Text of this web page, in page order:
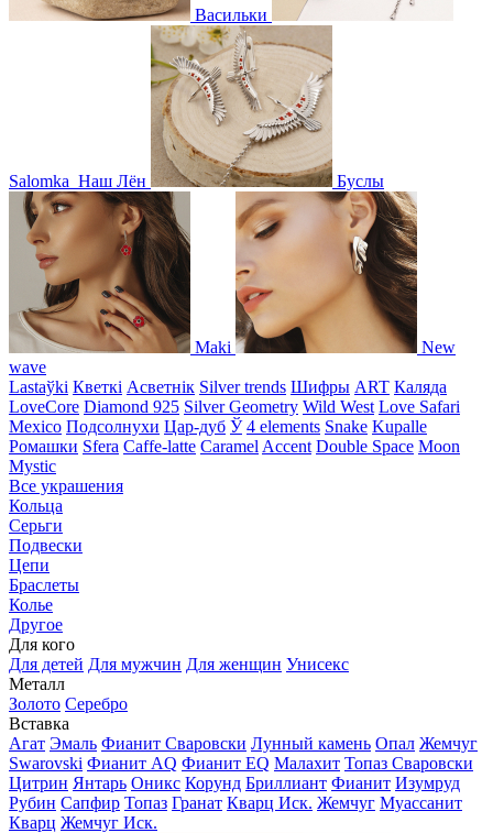
Васильки
Salomka Наш Лён Буслы
Maki
New
wave
Lastaўki Кветкі Асветнiк Silver trends Шифры ART Каляда
LoveCore Diamond 925 Silver Geometry Wild West Love Safari
Mexico Подсолнухи Цар-дуб Ў 4 elements Snake Kupalle
Ромашки Sfera Caffe-latte Caramel Accent Double Space Moon
Mystic
Все украшения
Кольца
Серьги
Подвески
Цепи
Браслеты
Колье
Другое
Для кого
Для детей Для мужчин Для женщин Унисекс
Металл
Золото Серебро
Вставка
Агат Эмаль Фианит Сваровски Лунный камень Опал Жемчуг
Swarovski Фианит AQ Фианит EQ Малахит Топаз Сваровски
Цитрин Янтарь Оникс Корунд Бриллиант Фианит Изумруд
Рубин Сапфир Топаз Гранат Кварц Иск. Жемчуг Муассанит
Кварц Жемчуг Иск.